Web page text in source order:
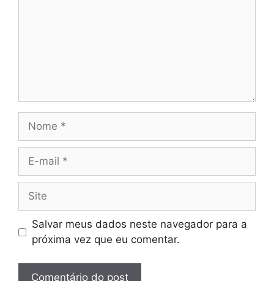
Nome
Site
Salvar meus dados neste navegador para a
próxima vez que eu comentar.